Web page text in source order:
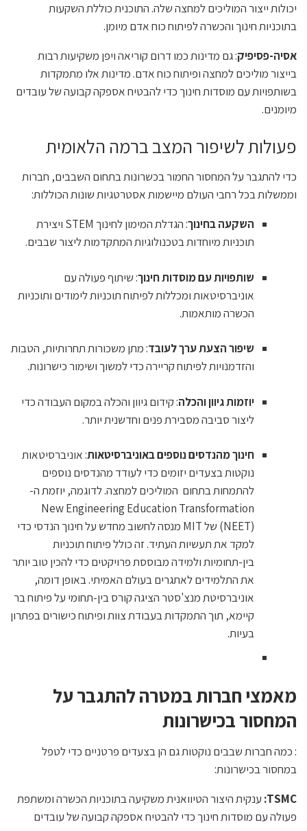
יכולות ייצור המוליכים למחצה שלה. התוכנית כוללת השקעות
בתוכניות חינוך והכשרה לפיתוח כוח אדם מיומן.
אסיה-פסיפיק: גם מדינות כמו דרום קוריאה ויפן משקיעות רבות
בייצור מוליכים למחצה ופיתוח כוח אדם. מדינות אלו מתמקדות
בשותפויות עם מוסדות חינוך כדי להבטיח אספקה ​​קבועה של עובדים
מיומנים.
פעולות לשיפור המצב ברמה הלאומית
כדי להתגבר על המחסור החמור בכשרונות בתחום השבבים, חברות
וממשלות בכל רחבי העולם מיישמות אסטרטגיות שונות הכוללות:
השקעה בחינוך
: הגדלת המימון לחינוך STEM ויצירת
תוכניות מיוחדות בטכנולוגיות המתקדמות ליצור שבבים.
שותפויות עם מוסדות חינוך: שיתוף פעולה עם
אוניברסיטאות ומכללות לפיתוח תוכניות לימודים ותוכניות
הכשרה מותאמות.
שיפור הצעת ערך לעובד: מתן משכורות תחרותיות, הטבות
והזדמנויות לפיתוח קריירה כדי למשוך ושימור כישרונות.
יוזמות גיוון והכלה: קידום גיוון והכלה במקום העבודה כדי
ליצור סביבה מסבירת פנים וחדשנית יותר.
חינוך מהנדסים נוספים באוניברסיטאות: אוניברסיטאות
נוקטות בצעדים יזומים כדי לעודד מהנדסים נוספים
להתמחות בתחום המוליכים למחצה. לדוגמה, יוזמת ה-
New Engineering Education Transformation
(NEET) של MIT מנסה לחשוב מחדש על חינוך הנדסי כדי
למקד את תעשיות העתיד. זה כולל פיתוח תוכניות
בין-תחומיות ולמידה מבוססת פרויקטים כדי להכין טוב יותר
את התלמידים לאתגרים בעולם האמיתי. באופן דומה,
אוניברסיטת מנצ'סטר הציגה קורס בין-תחומי על פיתוח בר
קיימא, תוך התמקדות בעבודת צוות ופיתוח כישורים בפתרון
בעיות.
מאמצי חברות במטרה להתגבר על
המחסור בכישרונות
: כמה חברות שבבים נוקטות גם הן בצעדים פרטניים כדי לטפל
במחסור בכישרונות:
TSMC
: ענקית היצור הטיוואנית משקיעה בתוכניות הכשרה ומשתפת
פעולה עם מוסדות חינוך כדי להבטיח אספקה ​​קבועה של עובדים